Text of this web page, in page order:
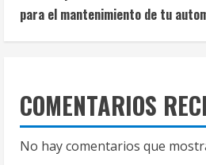
para el mantenimiento de tu
COMENTARIOS
No hay comentarios que